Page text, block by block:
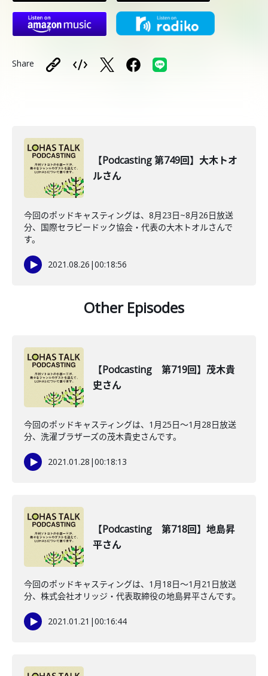
Share
【Podcasting 第749回】大木トオ
ルさん
今回のポッドキャスティングは、8月23日~8月26日放送
分、国際セラピードック協会・代表の大木トオルさんで
す。
2021.08.26 |00:18:56
Other Episodes
【Podcasting 第719回】茂木貴
史さん
今回のポッドキャスティングは、1月25日〜1月28日放送
分、洗濯ブラザーズの茂木貴史さんです。
2021.01.28 |00:18:13
【Podcasting 第718回】地島昇
平さん
今回のポッドキャスティングは、1月18日〜1月21日放送
分、株式会社オリッジ・代表取締役の地島昇平さんです。
2021.01.21 |00:16:44